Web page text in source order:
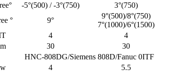
-5°(500) / -3°(750)
3°(750)
°
9°
9°(500)/8°(750)
7°(1000)/6°(1500)
4
4
30
30
HNC-808DG/Siemens 808D/Fanuc 0ITF
4
5.5